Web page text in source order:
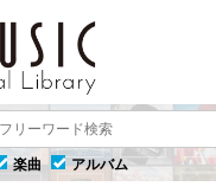
楽曲
アルバム